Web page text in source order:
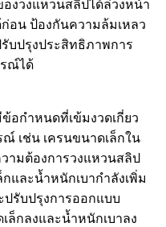
งวงแหวนสลิปได้ล่วงหน้า
อน ป้องกันความล้มเหลว
บปรุงประสิทธิภาพการ
ณ์ได้
อกำหนดที่เข้มงวดเกี่ยว
เช่น เครนขนาดเล็กใน
ามต้องการวงแหวนสลิป
และน้ำหนักเบากำลังเพิ่ม
รับปรุงการออกแบบ
ล็กลงและน้ำหนักเบาลง